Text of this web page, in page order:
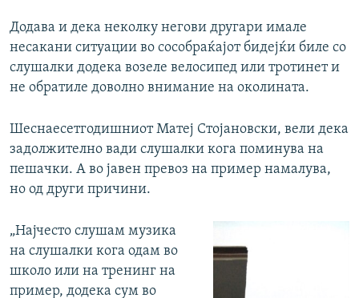
Додава и дека неколку негови другари имале
несакани ситуации во сособраќајот бидејќи биле со
слушалки додека возеле велосипед или тротинет и
не обратиле доволно внимание на околината.
Шеснаесетгодишниот Матеј Стојановски, вели дека
задолжително вади слушалки кога поминува на
пешачки. А во јавен превоз на пример намалува,
но од други причини.
„Најчесто слушам музика
на слушалки кога одам во
школо или на тренинг на
пример, додека сум во